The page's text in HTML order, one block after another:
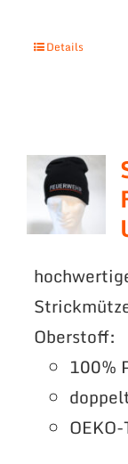
Details
Oberstoff:
100%